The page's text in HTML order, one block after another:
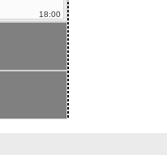
18:00